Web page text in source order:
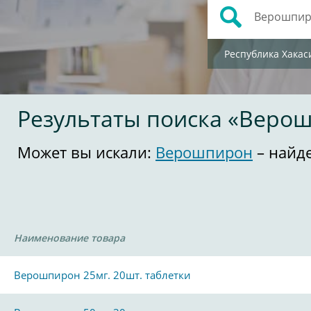
Республика
Результаты поиска
Может вы искали: Верошпирон –
Наименование товара
Верошпирон 25мг. 20шт. таблетки